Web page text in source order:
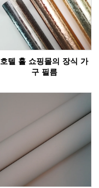
호텔 홀 쇼핑몰의 장식 가
구 필름